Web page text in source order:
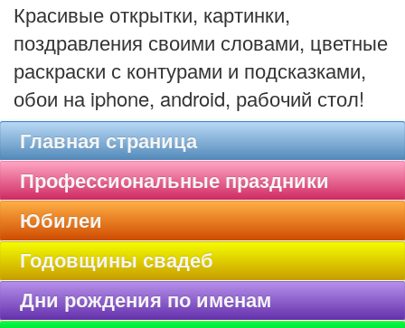
Красивые открытки, картинки,
поздравления своими словами, цветные
раскраски с контурами и подсказками,
обои на iphone, android, рабочий стол!
Главная страница
Профессиональные праздники
Юбилеи
Годовщины свадеб
Дни рождения по именам